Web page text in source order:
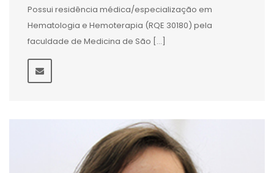
Possui residência médica/especialização em
Hematologia e Hemoterapia (RQE 30180) pela
faculdade de Medicina de São […]